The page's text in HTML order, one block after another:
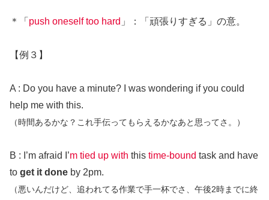
＊「 push oneself too hard 」：「頑張りすぎる」の意。
【例３】
A : Do you have a minute? I was wondering if you could
help me with this.
（時間あるかな？これ手伝ってもらえるかなあと思ってさ。）
B : I’m afraid I’m tied up with this time-bound task and have
to get it done by 2pm.
（悪いんだけど、追われてる作業で手一杯でさ、午後2時までに終